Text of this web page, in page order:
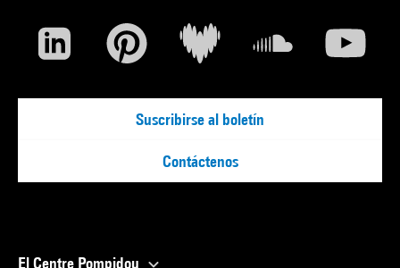
Suscribirse al boletín
Contáctenos
El Centre Pompidou